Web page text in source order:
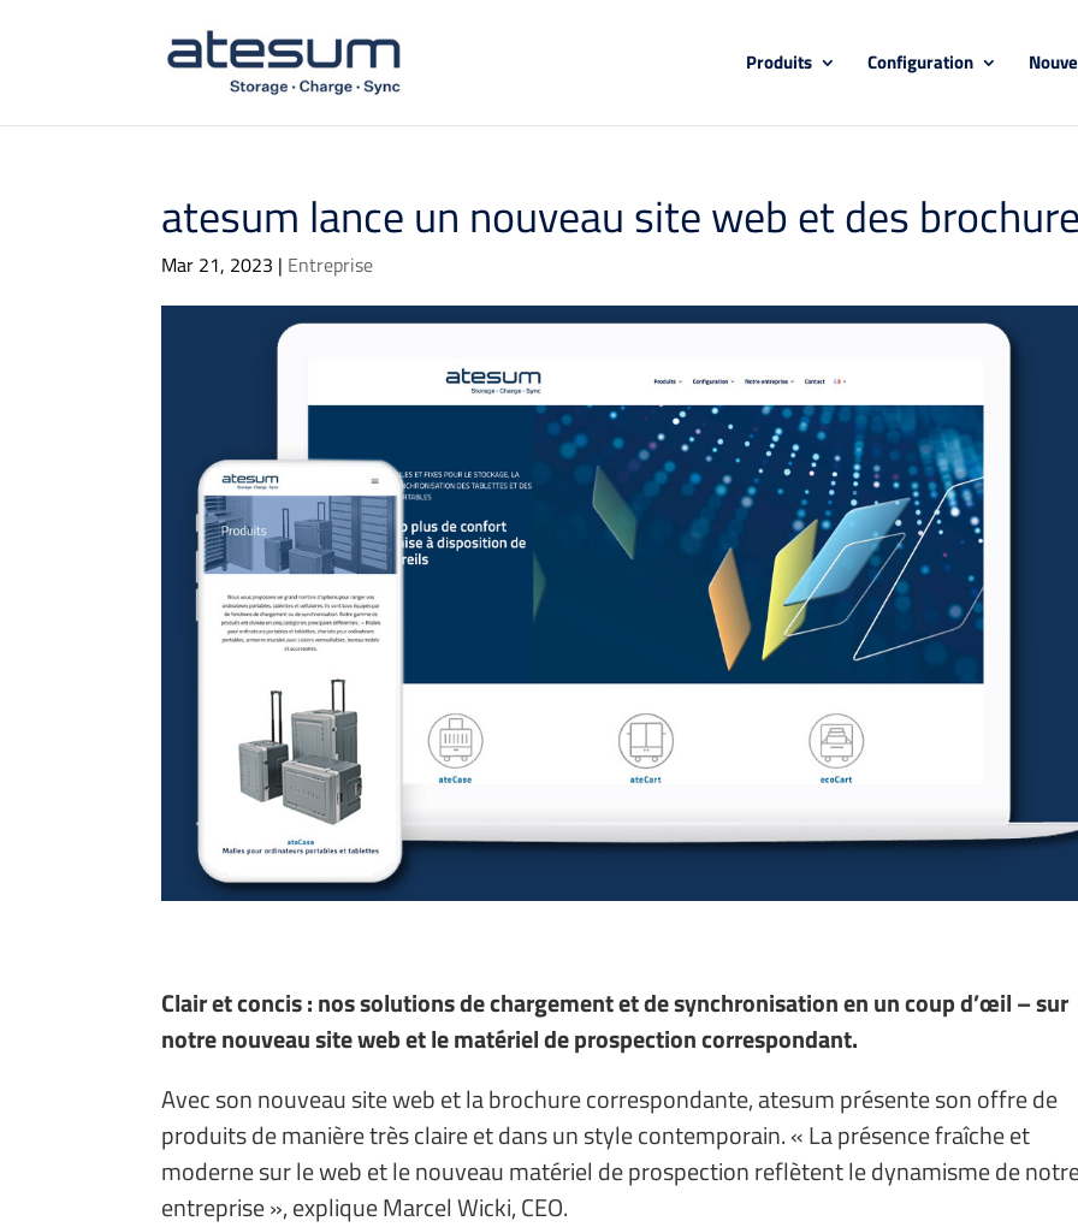
Produits Configuration
atesum lance un nouveau site web et des
Mar 21, 2023 | Entreprise
Clair et concis : nos solutions de chargement et de synchronisation en un coup d’œil – sur
notre nouveau site web et le matériel de prospection correspondant.
Avec son nouveau site web et la brochure correspondante, atesum présente son offre de
produits de manière très claire et dans un style contemporain. « La présence fraîche et
moderne sur le web et le nouveau matériel de prospection reflètent le dynamisme de
entreprise », explique Marcel Wicki, CEO.